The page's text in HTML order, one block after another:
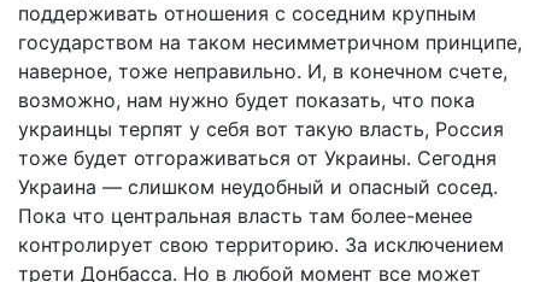
поддерживать отношения с соседним крупным
государством на таком несимметричном принципе,
наверное, тоже неправильно. И, в конечном счете,
возможно, нам нужно будет показать, что пока
украинцы терпят у себя вот такую власть, Россия
тоже будет отгораживаться от Украины. Сегодня
Украина — слишком неудобный и опасный сосед.
Пока что центральная власть там более-менее
контролирует свою территорию. За исключением
трети Донбасса. Но в любой момент все может